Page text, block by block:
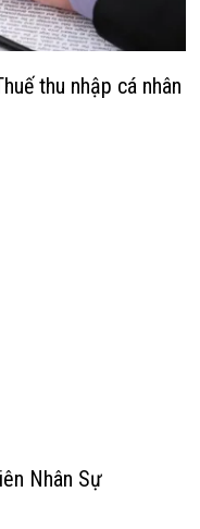
thu nhập cá nhân
Nhân Sự